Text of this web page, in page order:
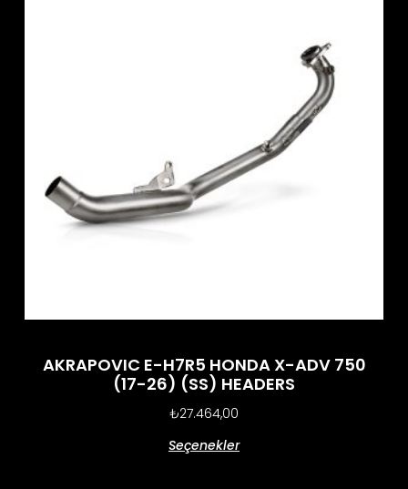
AKRAPOVIC E-H7R5 HONDA X-ADV 750
(17-26) (SS) HEADERS
₺27.464,00
Seçenekler